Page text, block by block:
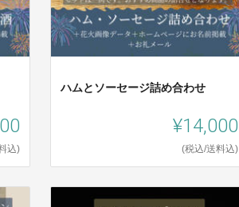
込)
ハムとソーセージ詰め合わせ
¥14,000
(税込/送料込)